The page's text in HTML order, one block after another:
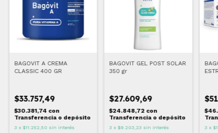
BAGOVIT A CREMA
CLASSIC 400 GR
$33.757,49
$30.381,74 con
Transferencia o depósito
3 x $11.252,50 sin interés
BAGOVIT GEL POST SOLAR
350 gr
$27.609,69
$24.848,72 con
Transferencia o depósito
3 x $9.203,23 sin interés 3 x